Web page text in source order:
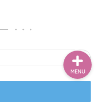
MENU